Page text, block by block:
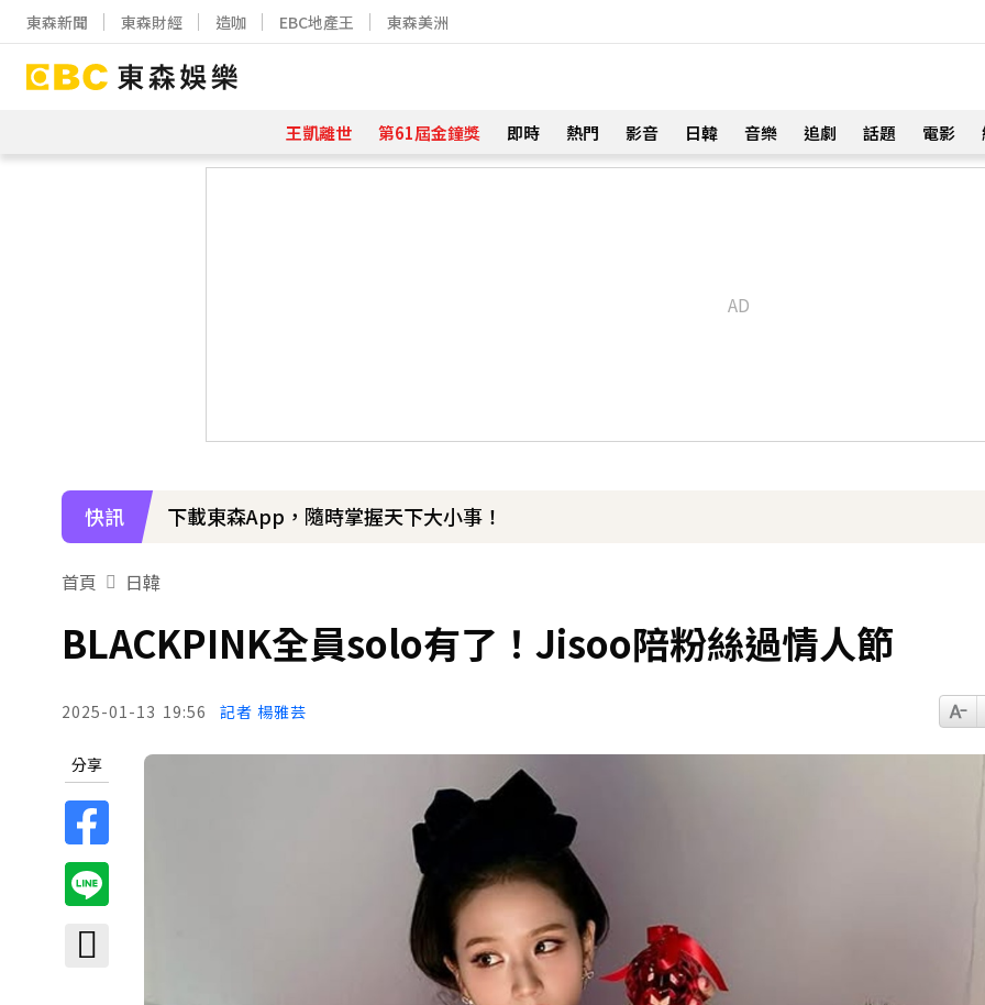
東森新聞 東森財經 造咖 EBC地產王 東森美洲
王凱離世 第61屆金鐘獎 即時 熱門 影音 日韓 音樂 追劇 話題 電影
快訊 下載東森App，隨時掌握天下大小事！
首頁 日韓
BLACKPINK全員solo有了！Jisoo陪粉絲過情人節
2025-01-13 19:56 記者 楊雅芸
分享